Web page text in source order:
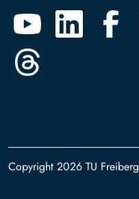
Copyright 2026 TU Freiberg